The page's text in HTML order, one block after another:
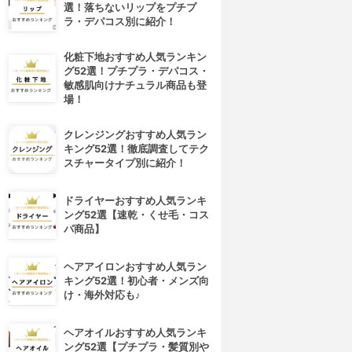
選！落ちないリップをプチプ
ラ・デパコス別に紹介！
化粧下地おすすめ人気ランキン
グ52選！プチプラ・デパコス・
敏感肌向けナチュラル商品も登
場！
クレンジングおすすめ人気ラン
キング52選！徹底調査してテク
スチャータイプ別に紹介！
ドライヤーおすすめ人気ランキ
ング52選【速乾・くせ毛・コス
パ商品】
ヘアアイロンおすすめ人気ラン
キング52選！初心者・メンズ向
け・海外対応も♪
ヘアオイルおすすめ人気ランキ
ング52選【プチプラ・髪質別や